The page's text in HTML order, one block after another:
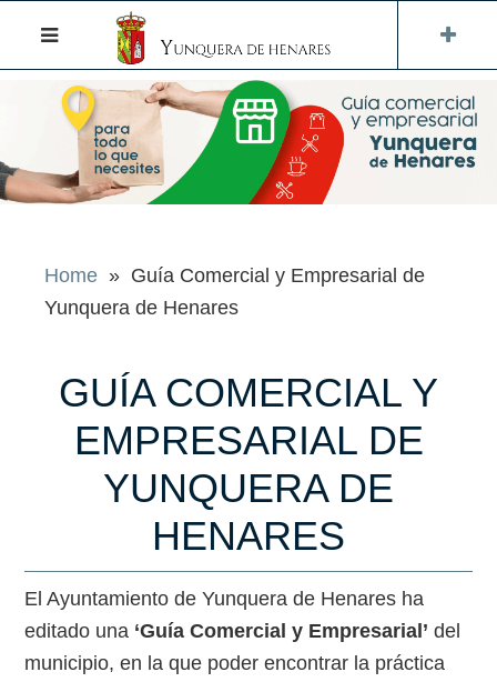
Home » Guía Comercial y Empresarial de
Yunquera de Henares
GUÍA COMERCIAL Y
EMPRESARIAL DE
YUNQUERA DE
HENARES
El Ayuntamiento de Yunquera de Henares ha
editado una ‘Guía Comercial y Empresarial’ del
municipio, en la que poder encontrar la práctica